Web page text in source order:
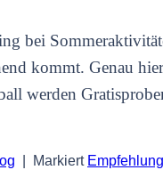
bei
kommt. Genau
werden
Markiert